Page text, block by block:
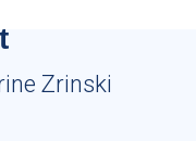
Zrinski